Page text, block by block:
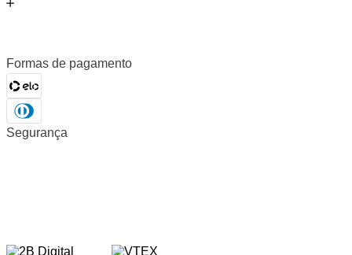
Formas de pagamento
Segurança